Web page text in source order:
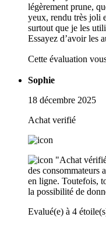
légèrement prune,
yeux, rendu très joli
surtout que je les
Essayez d’avoir les
Cette évaluation
Sophie
18 décembre 2025
Achat verifié
"Achat
des consommateurs
en ligne. Toutefois,
la possibilité de
Evalué(e) à 4